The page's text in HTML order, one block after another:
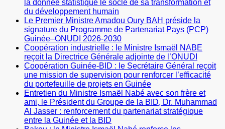
la donnée statistique le socle de sa transformation et
du développement humain
Le Premier Ministre Amadou Oury BAH préside la
signature du Programme de Partenariat Pays (PCP)
Guinée–ONUDI 2026-2030
Coopération industrielle : le Ministre Ismaël NABE
reçoit la Directrice Générale adjointe de l’ONUDI
Coopération Guinée-BID : le Secrétaire Général reçoit
une mission de supervision pour renforcer l’efficacité
du portefeuille de projets en Guinée
Entretien du Ministre Ismaël Nabé avec son frère et
ami, le Président du Groupe de la BID, Dr. Muhammad
Al Jasser : renforcement du partenariat stratégique
entre la Guinée et la BID